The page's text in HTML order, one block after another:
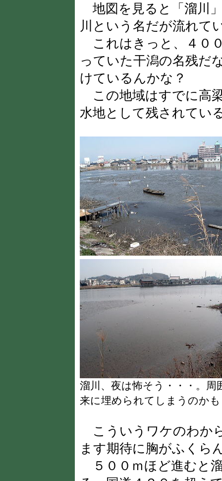
地図を見ると「溜川
川という名だが流れて
これはきっと、４０
っていた干潟の名残だ
けているんかな？
この地域はすでに高
水地として残されてい
溜川、夜は怖そう・・・。
来に埋められてしまうのか
こういうワケのわか
ます期待に胸がふくら
５００ｍほど進むと